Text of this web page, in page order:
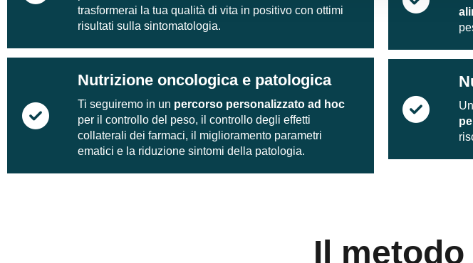
trasformerai la tua qualità di vita in positivo con ottimi
risultati sulla sintomatologia.
Nutrizione oncologica e patologica
Ti seguiremo in un percorso personalizzato ad hoc
per il controllo del peso, il controllo degli effetti
collaterali dei farmaci, il miglioramento parametri
ematici e la riduzione sintomi della patologia.
Un
Il metodo